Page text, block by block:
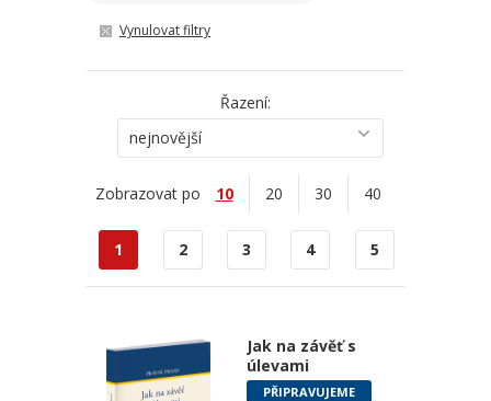
Vynulovat filtry
Řazení:
nejnovější
Zobrazovat po 10 20 30 40
1 2 3 4 5
Jak na závěť s
úlevami
PŘIPRAVUJEME